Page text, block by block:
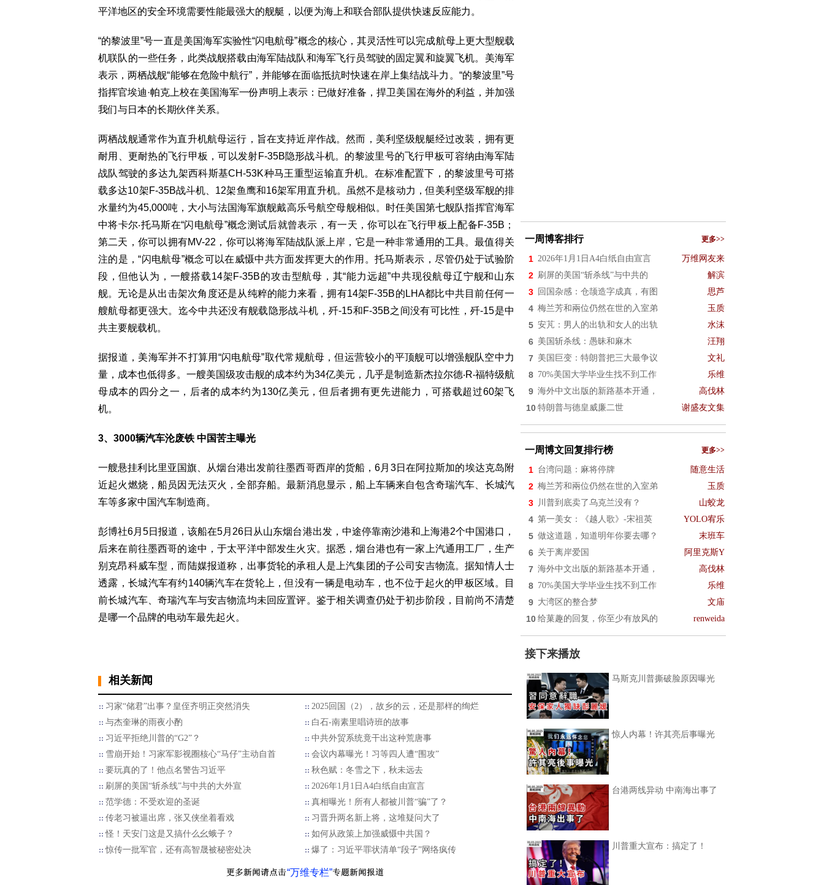
平洋地区的安全环境需要性能最强大的舰艇，以便为海上和联合部队提供快速反应能力。
“的黎波里”号一直是美国海军实验性“闪电航母”概念的核心，其灵活性可以完成航母上更大型舰载
机联队的一些任务，此类战舰搭载由海军陆战队和海军飞行员驾驶的固定翼和旋翼飞机。美海军
表示，两栖战舰“能够在危险中航行”，并能够在面临抵抗时快速在岸上集结战斗力。“的黎波里”号
指挥官埃迪·帕克上校在美国海军一份声明上表示：已做好准备，捍卫美国在海外的利益，并加强
我们与日本的长期伙伴关系。
两栖战舰通常作为直升机航母运行，旨在支持近岸作战。然而，美利坚级舰艇经过改装，拥有更
耐用、更耐热的飞行甲板，可以发射F-35B隐形战斗机。的黎波里号的飞行甲板可容纳由海军陆
战队驾驶的多达九架西科斯基CH-53K种马王重型运输直升机。在标准配置下，的黎波里号可搭
载多达10架F-35B战斗机、12架鱼鹰和16架军用直升机。虽然不是核动力，但美利坚级军舰的排
水量约为45,000吨，大小与法国海军旗舰戴高乐号航空母舰相似。时任美国第七舰队指挥官海军
中将卡尔‧托马斯在“闪电航母”概念测试后就曾表示，有一天，你可以在飞行甲板上配备F-35B；
第二天，你可以拥有MV-22，你可以将海军陆战队派上岸，它是一种非常通用的工具。最值得关
注的是，“闪电航母”概念可以在威慑中共方面发挥更大的作用。托马斯表示，尽管仍处于试验阶
段，但他认为，一艘搭载14架F-35B的攻击型航母，其“能力远超”中共现役航母辽宁舰和山东
舰。无论是从出击架次角度还是从纯粹的能力来看，拥有14架F-35B的LHA都比中共目前任何一
艘航母都更强大。迄今中共还没有舰载隐形战斗机，歼-15和F-35B之间没有可比性，歼-15是中
共主要舰载机。
据报道，美海军并不打算用“闪电航母”取代常规航母，但运营较小的平顶舰可以增强舰队空中力
量，成本也低得多。一艘美国级攻击舰的成本约为34亿美元，几乎是制造新杰拉尔德‧R‧福特级航
母成本的四分之一，后者的成本约为130亿美元，但后者拥有更先进能力，可搭载超过60架飞
机。
3、3000辆汽车沦废铁 中国苦主曝光
一艘悬挂利比里亚国旗、从烟台港出发前往墨西哥西岸的货船，6月3日在阿拉斯加的埃达克岛附
近起火燃烧，船员因无法灭火，全部弃船。最新消息显示，船上车辆来自包含奇瑞汽车、长城汽
车等多家中国汽车制造商。
彭博社6月5日报道，该船在5月26日从山东烟台港出发，中途停靠南沙港和上海港2个中国港口，
后来在前往墨西哥的途中，于太平洋中部发生火灾。据悉，烟台港也有一家上汽通用工厂，生产
别克昂科威车型，而陆媒报道称，出事货轮的承租人是上汽集团的子公司安吉物流。据知情人士
透露，长城汽车有约140辆汽车在货轮上，但没有一辆是电动车，也不位于起火的甲板区域。目
前长城汽车、奇瑞汽车与安吉物流均未回应置评。鉴于相关调查仍处于初步阶段，目前尚不清楚
是哪一个品牌的电动车最先起火。
相关新闻
习家“储君”出事？皇侄齐明正突然消失
2025回国（2），故乡的云，还是那样的绚烂
与杰奎琳的雨夜小酌
白石-南素里唱诗班的故事
习近平拒绝川普的“G2”？
中共外贸系统竟干出这种荒唐事
雪崩开始！习家军影视圈核心“马仔”主动自首
会议内幕曝光！习等四人遭“围攻”
要玩真的了！他点名警告习近平
秋色赋：冬雪之下，秋未远去
刷屏的美国“斩杀线”与中共的大外宣
2026年1月1日A4白纸自由宣言
范学德：不受欢迎的圣诞
真相曝光！所有人都被川普“骗”了？
传老习被逼出席，张又侠坐着看戏
习晋升两名新上将，这堆疑问大了
怪！天安门这是又搞什么幺蛾子？
如何从政策上加强威慑中共国？
惊传一批军官，还有高智晟被秘密处决
爆了：习近平罪状清单“段子”网络疯传
“万维专栏”
一周博客排行 更多>>
1 2026年1月1日A4白纸自由宣言 万维网友来
2 刷屏的美国“斩杀线”与中共的 解滨
3 回国杂感：仓颉造字成真，有图 思芦
4 梅兰芳和兩位仍然在世的入室弟 玉质
5 安芃：男人的出轨和女人的出轨 水沫
6 美国斩杀线：愚昧和麻木 汪翔
7 美国巨变：特朗普把三大最争议 文礼
8 70%美国大学毕业生找不到工作 乐维
9 海外中文出版的新路基本开通， 高伐林
10 特朗普与德皇威廉二世 谢盛友文集
一周博文回复排行榜 更多>>
1 台湾问题：麻将停牌 随意生活
2 梅兰芳和兩位仍然在世的入室弟 玉质
3 川普到底卖了乌克兰没有？ 山蛟龙
4 第一美女：《越人歌》-宋祖英 YOLO宥乐
5 做这道题，知道明年你要去哪？ 末班车
6 关于离岸爱国 阿里克斯Y
7 海外中文出版的新路基本开通， 高伐林
8 70%美国大学毕业生找不到工作 乐维
9 大湾区的整合梦 文庙
10 给菓趣的回复，你至少有放风的 renweida
接下来播放
马斯克川普撕破脸原因曝光
惊人内幕！许其亮后事曝光
台港两线异动 中南海出事了
川普重大宣布：搞定了！